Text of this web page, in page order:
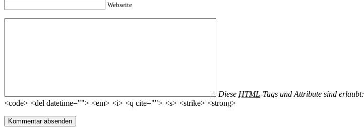
Webseite
Diese HTML-Tags und Attribute sind erlaubt:
<code> <del datetime=""> <em> <i> <q cite=""> <s> <strike> <strong>